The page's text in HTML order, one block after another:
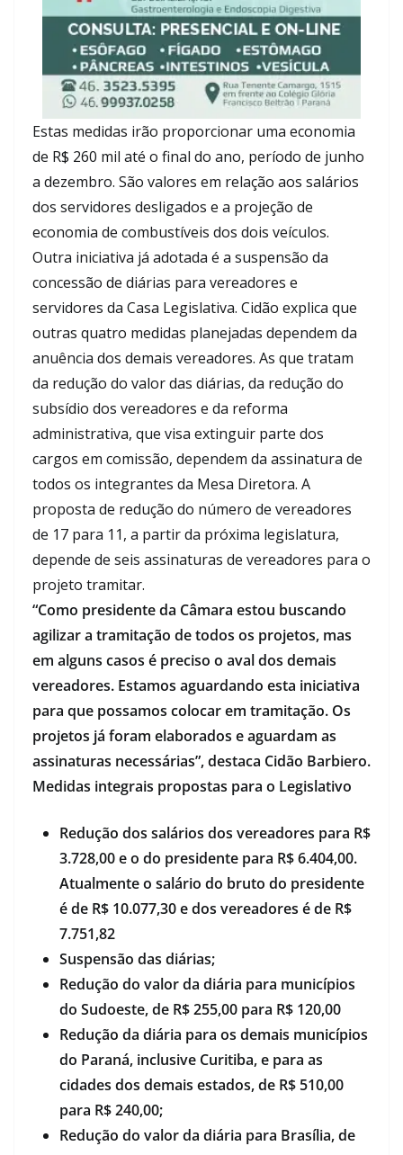
Estas medidas irão proporcionar uma economia
de R$ 260 mil até o final do ano, período de junho
a dezembro. São valores em relação aos salários
dos servidores desligados e a projeção de
economia de combustíveis dos dois veículos.
Outra iniciativa já adotada é a suspensão da
concessão de diárias para vereadores e
servidores da Casa Legislativa. Cidão explica que
outras quatro medidas planejadas dependem da
anuência dos demais vereadores. As que tratam
da redução do valor das diárias, da redução do
subsídio dos vereadores e da reforma
administrativa, que visa extinguir parte dos
cargos em comissão, dependem da assinatura de
todos os integrantes da Mesa Diretora. A
proposta de redução do número de vereadores
de 17 para 11, a partir da próxima legislatura,
depende de seis assinaturas de vereadores para o
projeto tramitar.
“Como presidente da Câmara estou buscando
agilizar a tramitação de todos os projetos, mas
em alguns casos é preciso o aval dos demais
vereadores. Estamos aguardando esta iniciativa
para que possamos colocar em tramitação. Os
projetos já foram elaborados e aguardam as
assinaturas necessárias”, destaca Cidão Barbiero.
Medidas integrais propostas para o Legislativo
Redução dos salários dos vereadores para R$
3.728,00 e o do presidente para R$ 6.404,00.
Atualmente o salário do bruto do presidente
é de R$ 10.077,30 e dos vereadores é de R$
7.751,82
Suspensão das diárias;
Redução do valor da diária para municípios
do Sudoeste, de R$ 255,00 para R$ 120,00
Redução da diária para os demais municípios
do Paraná, inclusive Curitiba, e para as
cidades dos demais estados, de R$ 510,00
para R$ 240,00;
Redução do valor da diária para Brasília, de